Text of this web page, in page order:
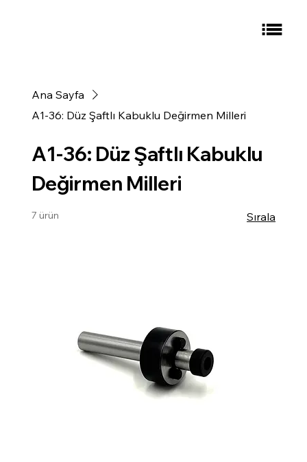
Ana Sayfa
A1-36: Düz Şaftlı Kabuklu Değirmen Milleri
A1-36: Düz Şaftlı Kabuklu
Değirmen Milleri
7 ürün Sırala